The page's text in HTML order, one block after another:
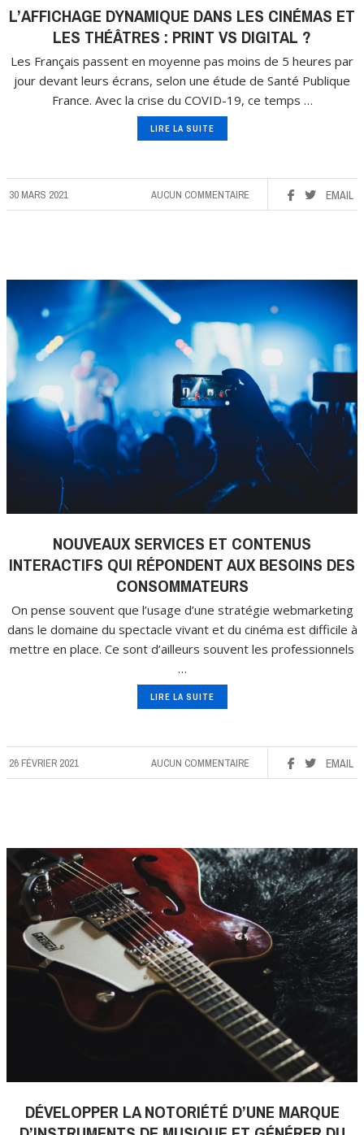
L’AFFICHAGE DYNAMIQUE DANS LES CINÉMAS ET
LES THÉÂTRES : PRINT VS DIGITAL ?
Les Français passent en moyenne pas moins de 5 heures par
jour devant leurs écrans, selon une étude de Santé Publique
France. Avec la crise du COVID-19, ce temps …
LIRE LA SUITE
30 MARS 2021 EMAIL
AUCUN COMMENTAIRE
NOUVEAUX SERVICES ET CONTENUS
INTERACTIFS QUI RÉPONDENT AUX BESOINS DES
CONSOMMATEURS
On pense souvent que l’usage d’une stratégie webmarketing
dans le domaine du spectacle vivant et du cinéma est difficile à
mettre en place. Ce sont d’ailleurs souvent les professionnels
…
LIRE LA SUITE
26 FÉVRIER 2021 EMAIL
AUCUN COMMENTAIRE
DÉVELOPPER LA NOTORIÉTÉ D’UNE MARQUE